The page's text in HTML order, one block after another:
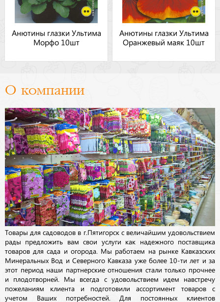
Анютины глазки Ультима
Морфо 10шт
Анютины глазки Ультима
Оранжевый маяк 10шт
О компании
Товары для садоводов в г.Пятигорск с величайшим удовольствием
рады предложить вам свои услуги как надежного поставщика
товаров для сада и огорода. Мы работаем на рынке Кавказских
Минеральных Вод и Северного Кавказа уже более 10-ти лет и за
этот период наши партнерские отношения стали только прочнее
и плодотворней. Мы всегда с удовольствием идем навстречу
пожеланиям клиента и подготовили ассортимент товаров с
учетом Ваших потребностей. Для постоянных клиентов